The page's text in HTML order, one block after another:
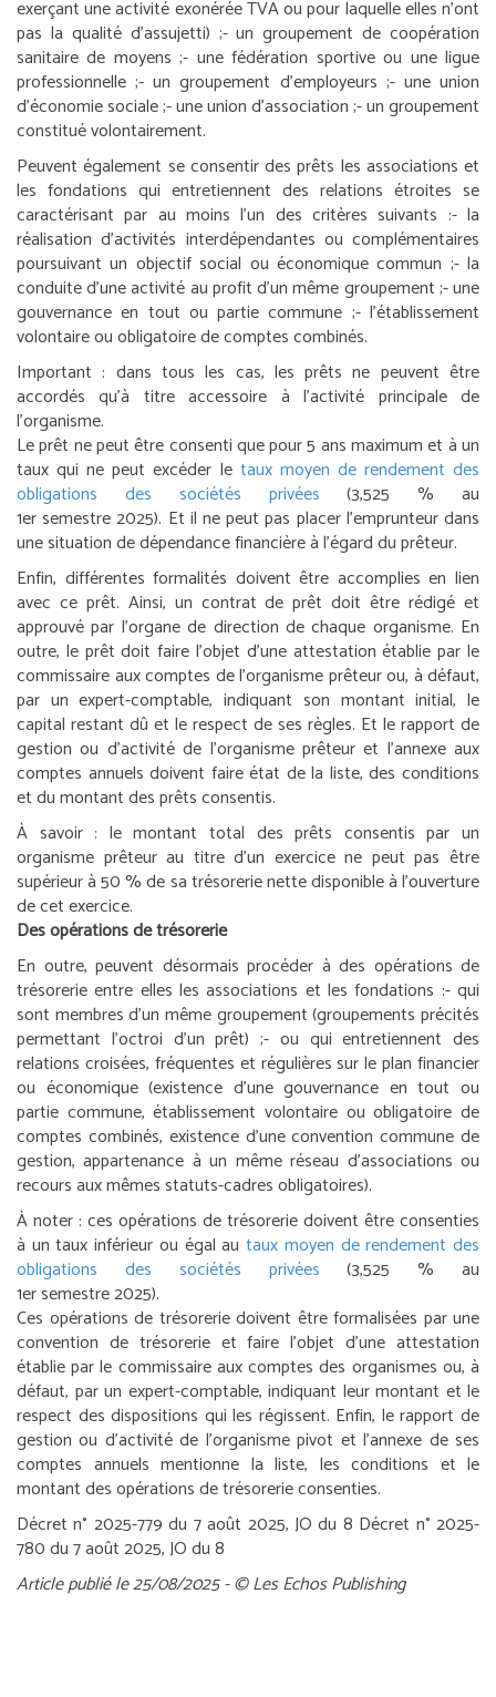
exerçant une activité exonérée TVA ou pour laquelle elles n’ont
pas la qualité d’assujetti) ;- un groupement de coopération
sanitaire de moyens ;- une fédération sportive ou une ligue
professionnelle ;- un groupement d’employeurs ;- une union
d’économie sociale ;- une union d’association ;- un groupement
constitué volontairement.
Peuvent également se consentir des prêts les associations et
les fondations qui entretiennent des relations étroites se
caractérisant par au moins l’un des critères suivants :- la
réalisation d’activités interdépendantes ou complémentaires
poursuivant un objectif social ou économique commun ;- la
conduite d’une activité au profit d’un même groupement ;- une
gouvernance en tout ou partie commune ;- l’établissement
volontaire ou obligatoire de comptes combinés.
Important : dans tous les cas, les prêts ne peuvent être
accordés qu’à titre accessoire à l’activité principale de
l’organisme.
Le prêt ne peut être consenti que pour 5 ans maximum et à un
taux qui ne peut excéder le taux moyen de rendement des
obligations des sociétés privées (3,525 % au
1ersemestre 2025). Et il ne peut pas placer l’emprunteur dans
une situation de dépendance financière à l’égard du prêteur.
Enfin, différentes formalités doivent être accomplies en lien
avec ce prêt. Ainsi, un contrat de prêt doit être rédigé et
approuvé par l’organe de direction de chaque organisme. En
outre, le prêt doit faire l’objet d’une attestation établie par le
commissaire aux comptes de l’organisme prêteur ou, à défaut,
par un expert-comptable, indiquant son montant initial, le
capital restant dû et le respect de ses règles. Et le rapport de
gestion ou d’activité de l’organisme prêteur et l’annexe aux
comptes annuels doivent faire état de la liste, des conditions
et du montant des prêts consentis.
À savoir : le montant total des prêts consentis par un
organisme prêteur au titre d’un exercice ne peut pas être
supérieur à 50 % de sa trésorerie nette disponible à l’ouverture
de cet exercice.
Des opérations de trésorerie
En outre, peuvent désormais procéder à des opérations de
trésorerie entre elles les associations et les fondations :- qui
sont membres d’un même groupement (groupements précités
permettant l’octroi d’un prêt) ;- ou qui entretiennent des
relations croisées, fréquentes et régulières sur le plan financier
ou économique (existence d’une gouvernance en tout ou
partie commune, établissement volontaire ou obligatoire de
comptes combinés, existence d’une convention commune de
gestion, appartenance à un même réseau d’associations ou
recours aux mêmes statuts-cadres obligatoires).
À noter : ces opérations de trésorerie doivent être consenties
à un taux inférieur ou égal autaux moyen de rendement des
obligations des sociétés privées (3,525 % au
1ersemestre 2025).
Ces opérations de trésorerie doivent être formalisées par une
convention de trésorerie et faire l’objet d’une attestation
établie par le commissaire aux comptes des organismes ou, à
défaut, par un expert-comptable, indiquant leur montant et le
respect des dispositions qui les régissent. Enfin, le rapport de
gestion ou d’activité de l’organisme pivot et l’annexe de ses
comptes annuels mentionne la liste, les conditions et le
montant des opérations de trésorerie consenties.
Décret n° 2025-779 du 7 août 2025, JO du 8 Décret n° 2025-
780 du 7 août 2025, JO du 8
Article publié le 25/08/2025 - © Les Echos Publishing